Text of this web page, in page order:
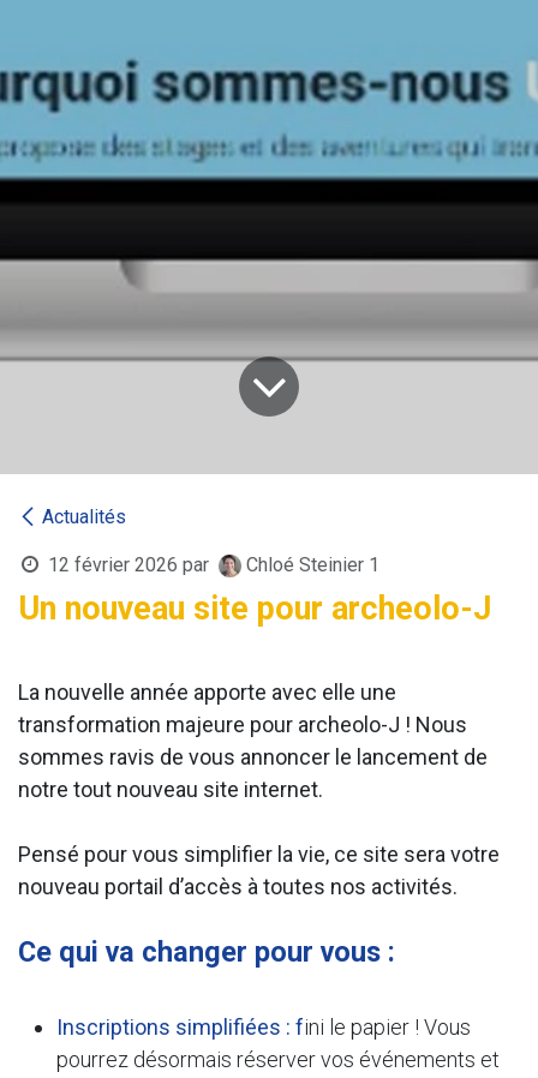
Actualités
12 février 2026 par Chloé Steinier 1
Un nouveau site pour archeolo-J
La nouvelle année apporte avec elle une
transformation majeure pour archeolo-J ! Nous
sommes ravis de vous annoncer le lancement de
notre tout nouveau site internet.
Pensé pour vous simplifier la vie, ce site sera votre
nouveau portail d’accès à toutes nos activités.
Ce qui va changer pour vous :
Inscriptions simplifiées : fini le papier ! Vous
pourrez désormais réserver vos événements et